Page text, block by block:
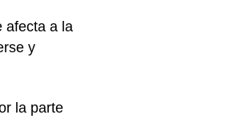
afecta a la
y
la parte